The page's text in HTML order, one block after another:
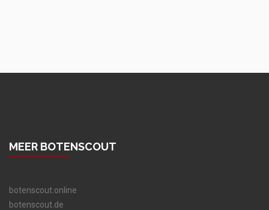
MEER BOTENSCOUT
botenscout.online
botenscout.de